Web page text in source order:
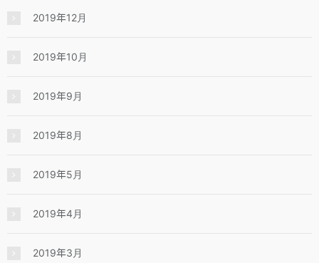
2019年12月
2019年10月
2019年9月
2019年8月
2019年5月
2019年4月
2019年3月